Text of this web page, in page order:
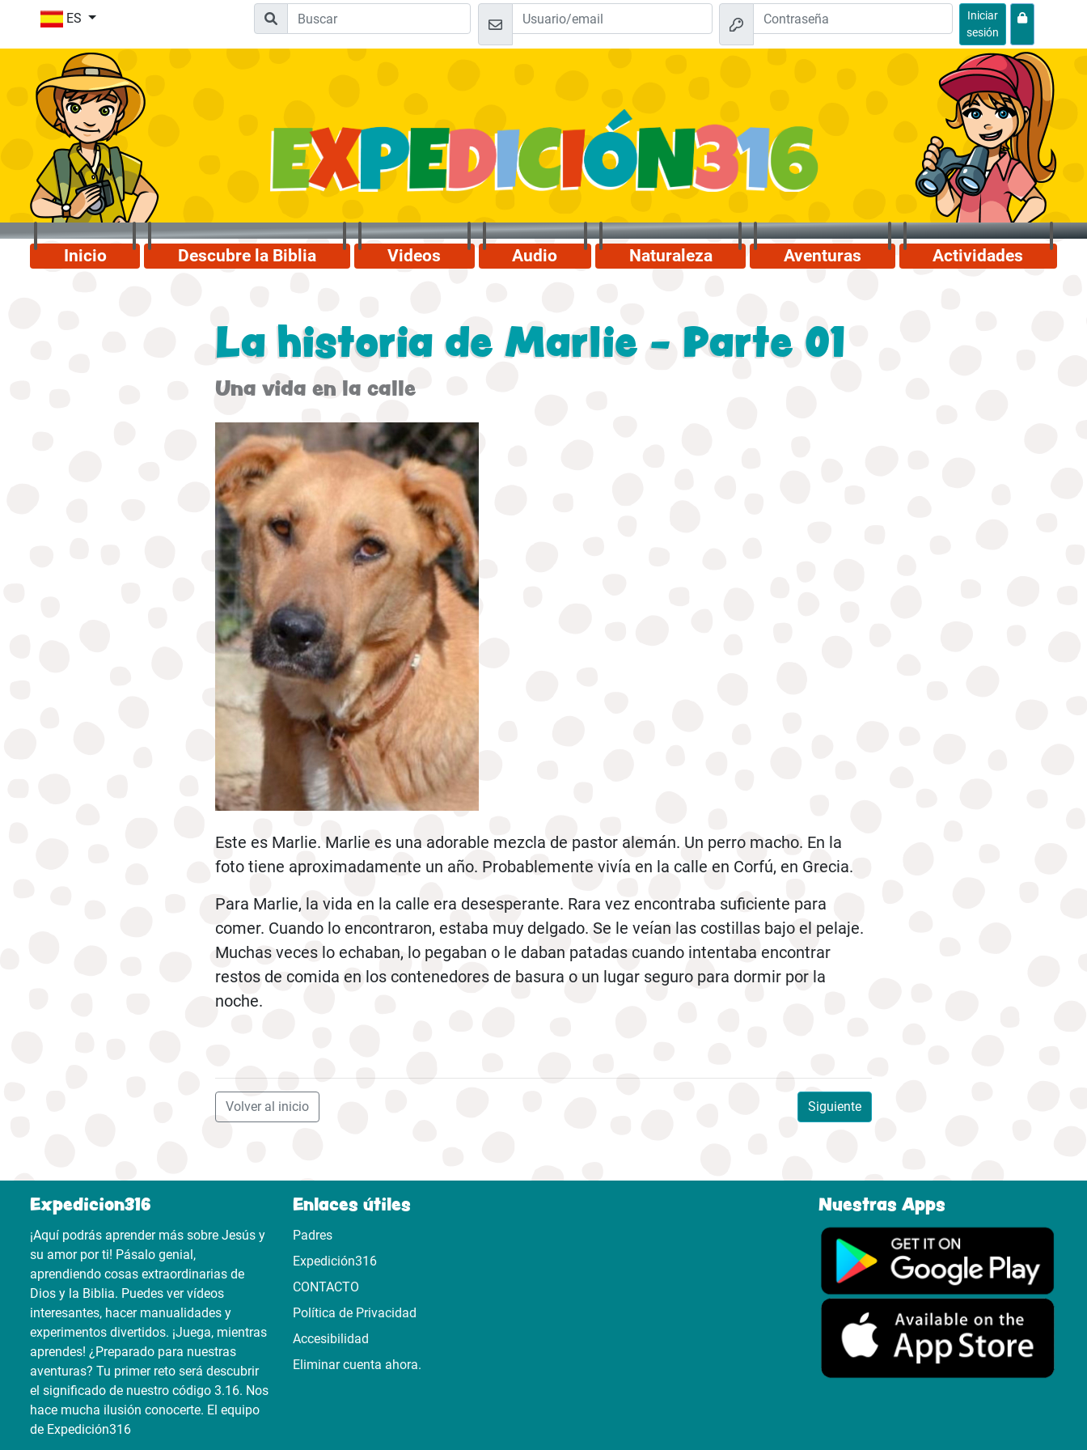
ES
Iniciar
sesión
Inicio Descubre la Biblia Videos Audio Naturaleza Aventuras Actividades
La historia de Marlie - Parte 01
Una vida en la calle
Este es Marlie. Marlie es una adorable mezcla de pastor alemán. Un perro macho. En la
foto tiene aproximadamente un año. Probablemente vivía en la calle en Corfú, en Grecia.
Para Marlie, la vida en la calle era desesperante. Rara vez encontraba suficiente para
comer. Cuando lo encontraron, estaba muy delgado. Se le veían las costillas bajo el pelaje.
Muchas veces lo echaban, lo pegaban o le daban patadas cuando intentaba encontrar
restos de comida en los contenedores de basura o un lugar seguro para dormir por la
noche.
Siguiente
Volver al inicio
Expedicion316
¡Aquí podrás aprender más sobre Jesús y
su amor por ti! Pásalo genial,
aprendiendo cosas extraordinarias de
Dios y la Biblia. Puedes ver vídeos
interesantes, hacer manualidades y
experimentos divertidos. ¡Juega, mientras
aprendes! ¿Preparado para nuestras
aventuras? Tu primer reto será descubrir
el significado de nuestro código 3.16. Nos
hace mucha ilusión conocerte. El equipo
de Expedición316
Enlaces útiles
Padres
Expedición316
CONTACTO
Política de Privacidad
Accesibilidad
Eliminar cuenta ahora.
Nuestras Apps